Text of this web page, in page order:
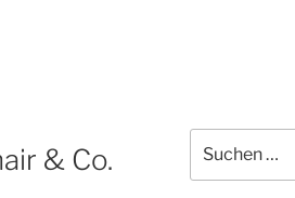
& Co.
nach: